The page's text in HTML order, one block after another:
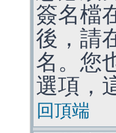
簽名檔
後，請
名。您
選項，
回頂端